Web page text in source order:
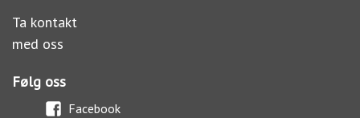
Ta kontakt
med oss
Følg oss
Facebook